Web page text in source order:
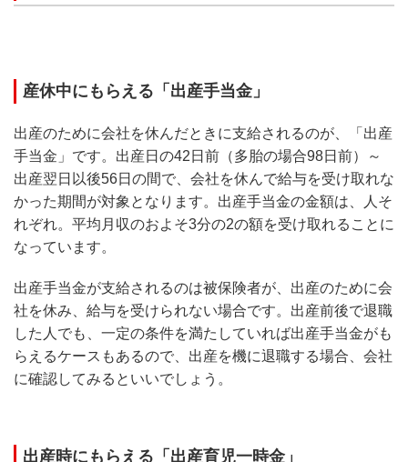
産休中にもらえる「出産手当金」
出産のために会社を休んだときに支給されるのが、「出産
手当金」です。出産日の42日前（多胎の場合98日前）～
出産翌日以後56日の間で、会社を休んで給与を受け取れな
かった期間が対象となります。出産手当金の金額は、人そ
れぞれ。平均月収のおよそ3分の2の額を受け取れることに
なっています。
出産手当金が支給されるのは被保険者が、出産のために会
社を休み、給与を受けられない場合です。出産前後で退職
した人でも、一定の条件を満たしていれば出産手当金がも
らえるケースもあるので、出産を機に退職する場合、会社
に確認してみるといいでしょう。
出産時にもらえる「出産育児一時金」